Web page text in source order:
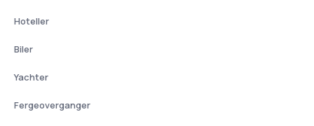
Hoteller
Biler
Yachter
Fergeoverganger